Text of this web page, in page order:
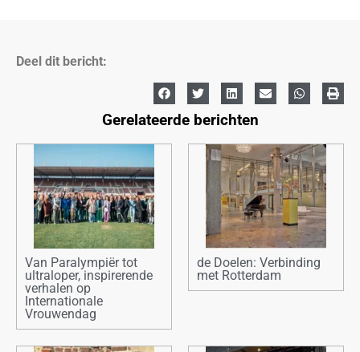
Deel dit bericht:
Gerelateerde berichten
Van Paralympiër tot
ultraloper, inspirerende
verhalen op
Internationale
Vrouwendag
de Doelen: Verbinding
met Rotterdam